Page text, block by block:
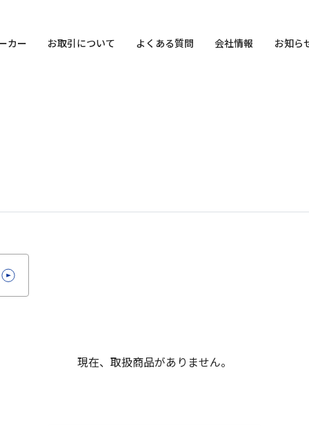
カー お取引について よくある質問 会社情報 お知ら
現在、取扱商品がありません。